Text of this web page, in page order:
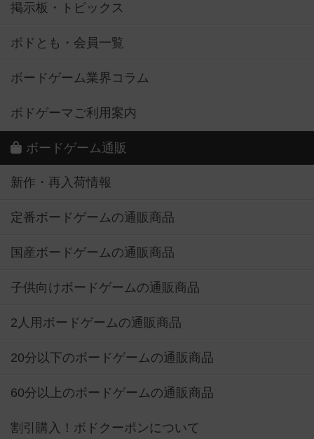
掲示板・トピックス
ボドとも・会員一覧
ボードゲーム業界コラム
ボドゲーマご利用案内
ボードゲーム通販
新作・再入荷情報
定番ボードゲームの通販商品
国産ボードゲームの通販商品
子供向けボードゲームの通販商品
2人用ボードゲームの通販商品
20分以下のボードゲームの通販商品
60分以上のボードゲームの通販商品
割引購入！ボドクーポンについて